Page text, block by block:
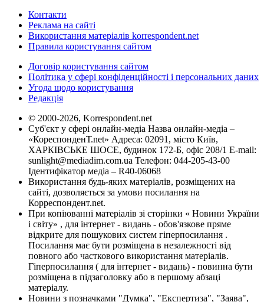
Контакти
Реклама на сайті
Використання матеріалів korrespondent.net
Правила користування сайтом
Договір користування сайтом
Політика у сфері конфіденційності і персональних даних
Угода щодо користування
Редакція
© 2000-2026, Korrespondent.net
Суб'єкт у сфері онлайн-медіа Назва онлайн-медіа –
«КореспонденТ.net» Адреса: 02091, місто Київ,
ХАРКІВСЬКЕ ШОСЕ, будинок 172-Б, офіс 208/1 E-mail:
sunlight@mediadim.com.ua Телефон: 044-205-43-00
Ідентифікатор медіа – R40-06068
Використання будь-яких матеріалів, розміщених на
сайті, дозволяється за умови посилання на
Корреспондент.net.
При копіюванні матеріалів зі сторінки « Новини України
і світу» , для інтернет - видань - обов'язкове пряме
відкрите для пошукових систем гіперпосилання .
Посилання має бути розміщена в незалежності від
повного або часткового використання матеріалів.
Гіперпосилання ( для інтернет - видань) - повинна бути
розміщена в підзаголовку або в першому абзаці
матеріалу.
Новини з позначками "Думка", "Експертиза", "Заява",